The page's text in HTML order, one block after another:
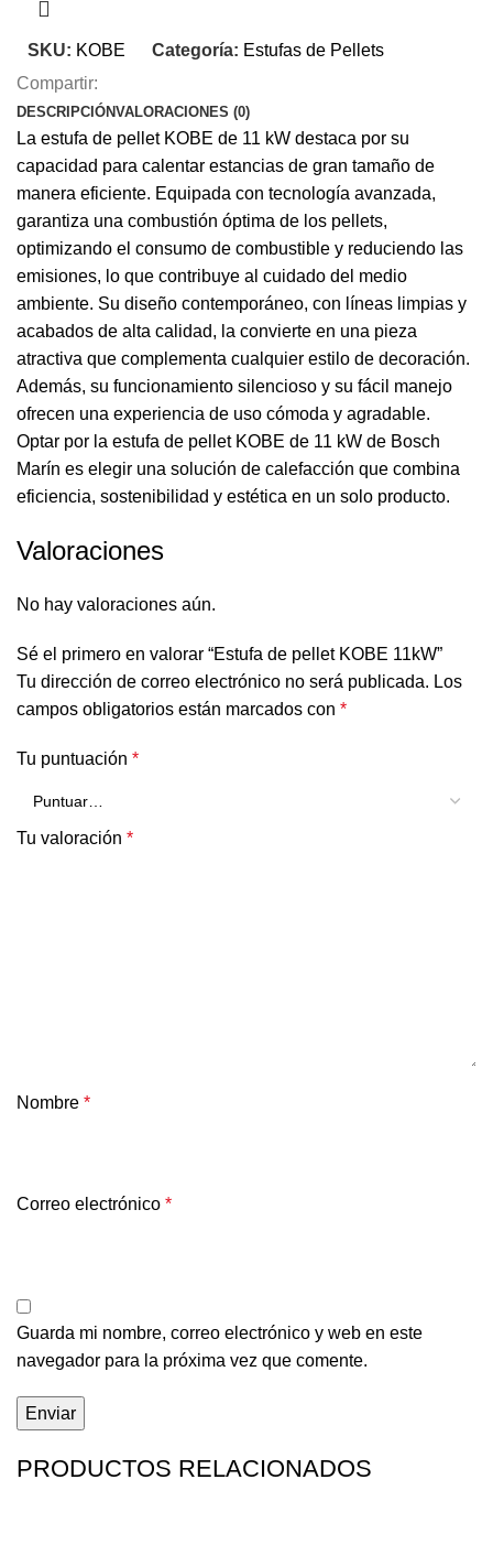
SKU: KOBE Categoría: Estufas de Pellets
Compartir:
DESCRIPCIÓNVALORACIONES (0)
La estufa de pellet KOBE de 11 kW destaca por su
capacidad para calentar estancias de gran tamaño de
manera eficiente. Equipada con tecnología avanzada,
garantiza una combustión óptima de los pellets,
optimizando el consumo de combustible y reduciendo las
emisiones, lo que contribuye al cuidado del medio
ambiente. Su diseño contemporáneo, con líneas limpias y
acabados de alta calidad, la convierte en una pieza
atractiva que complementa cualquier estilo de decoración.
Además, su funcionamiento silencioso y su fácil manejo
ofrecen una experiencia de uso cómoda y agradable.
Optar por la estufa de pellet KOBE de 11 kW de Bosch
Marín es elegir una solución de calefacción que combina
eficiencia, sostenibilidad y estética en un solo producto.
Valoraciones
No hay valoraciones aún.
Sé el primero en valorar “Estufa de pellet KOBE 11kW”
Tu dirección de correo electrónico no será publicada. Los
campos obligatorios están marcados con *
Tu puntuación *
Tu valoración *
Nombre *
Correo electrónico *
Guarda mi nombre, correo electrónico y web en este
navegador para la próxima vez que comente.
PRODUCTOS RELACIONADOS